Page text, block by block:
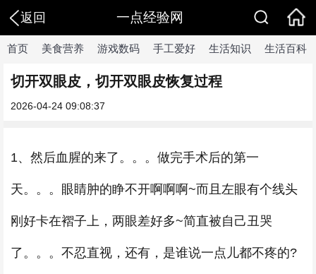
返回 一点经验网
首页 美食营养 游戏数码 手工爱好 生活知识 生活百科
切开双眼皮，切开双眼皮恢复过程
2026-04-24 09:08:37
1、然后血腥的来了。。。做完手术后的第一
天。。。眼睛肿的睁不开啊啊啊~而且左眼有个线头
刚好卡在褶子上，两眼差好多~简直被自己丑哭
了。。。不忍直视，还有，是谁说一点儿都不疼的?